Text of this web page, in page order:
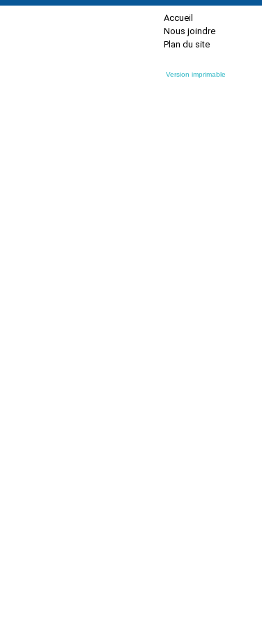
Accueil
Nous joindre
Plan du site
Version imprimable